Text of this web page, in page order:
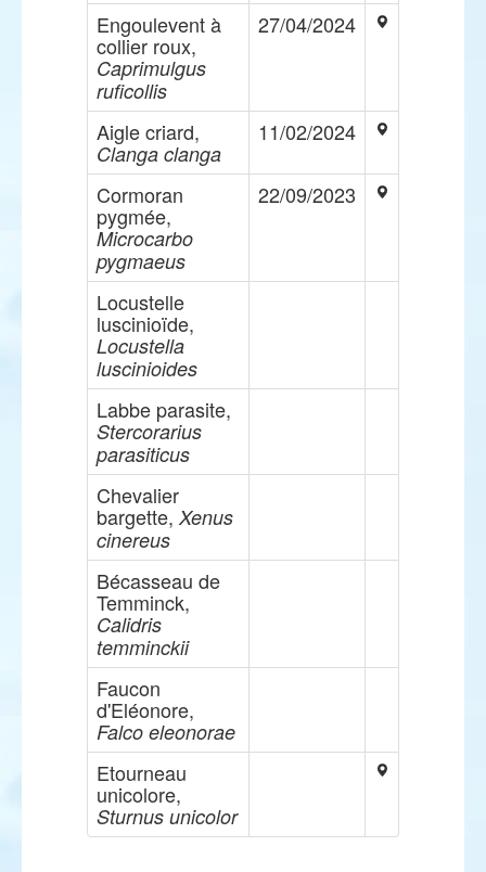
Engoulevent à
collier roux,
Caprimulgus
ruficollis
27/04/2024
Aigle criard,
Clanga clanga
11/02/2024
Cormoran
pygmée,
Microcarbo
pygmaeus
22/09/2023
Locustelle
luscinioïde,
Locustella
luscinioides
Labbe parasite,
Stercorarius
parasiticus
Chevalier
bargette, Xenus
cinereus
Bécasseau de
Temminck,
Calidris
temminckii
Faucon
d'Eléonore,
Falco eleonorae
Etourneau
unicolore,
Sturnus unicolor